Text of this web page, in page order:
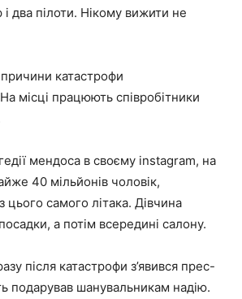
два пілоти. Нікому вижити не
катастрофи
місці працюють співробітники
мендоса в своєму instagram, на
40 мільйонів чоловік,
цього самого літака. Дівчина
а потім всередині салону.
після катастрофи з’явився прес-
подарував шанувальникам надію.